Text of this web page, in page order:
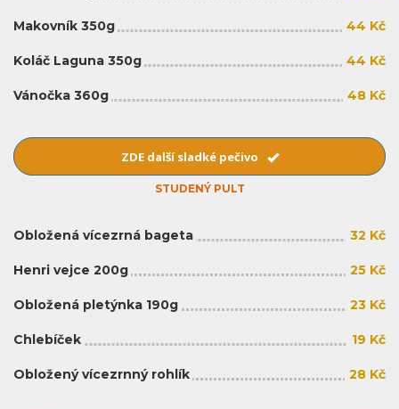
Makovník 350g 44 Kč
Koláč Laguna 350g 44 Kč
Vánočka 360g 48 Kč
ZDE další sladké pečivo
STUDENÝ PULT
Obložená vícezrná bageta 32 Kč
Henri vejce 200g 25 Kč
Obložená pletýnka 190g 23 Kč
Chlebíček 19 Kč
Obložený vícezrnný rohlík 28 Kč